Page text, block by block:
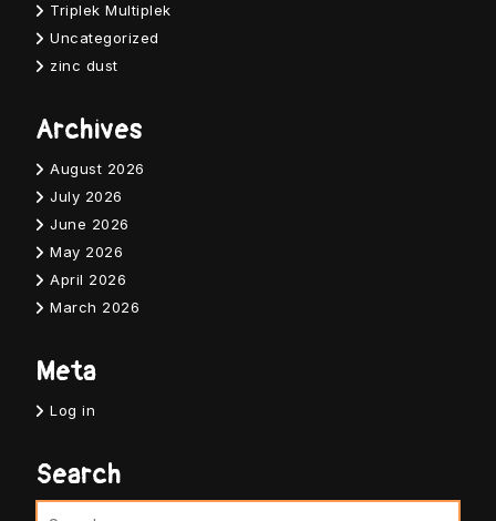
Triplek Multiplek
Uncategorized
zinc dust
Archives
August 2026
July 2026
June 2026
May 2026
April 2026
March 2026
Meta
Log in
Search